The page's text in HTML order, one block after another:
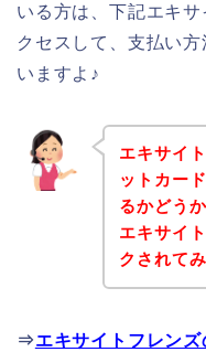
いる方は、下記エキ
クセスして、支払い
いますよ♪
エキサイ
ットカー
るかどう
エキサイ
クされて
⇒エキサイトフレン